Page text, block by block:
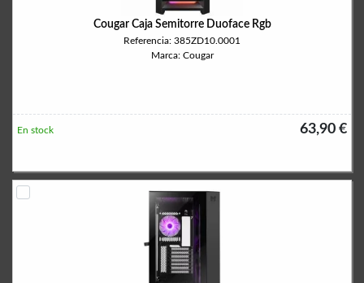
Cougar Caja Semitorre Duoface Rgb
Referencia: 385ZD10.0001
Marca: Cougar
63,90 €
En stock